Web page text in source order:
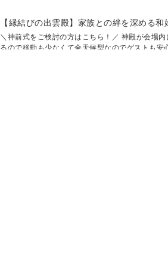
＼神前式をご検討の方はこちら！／ 神殿が会場内
るので移動も少なくて全天候型なのでゲストも安